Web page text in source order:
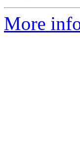
More